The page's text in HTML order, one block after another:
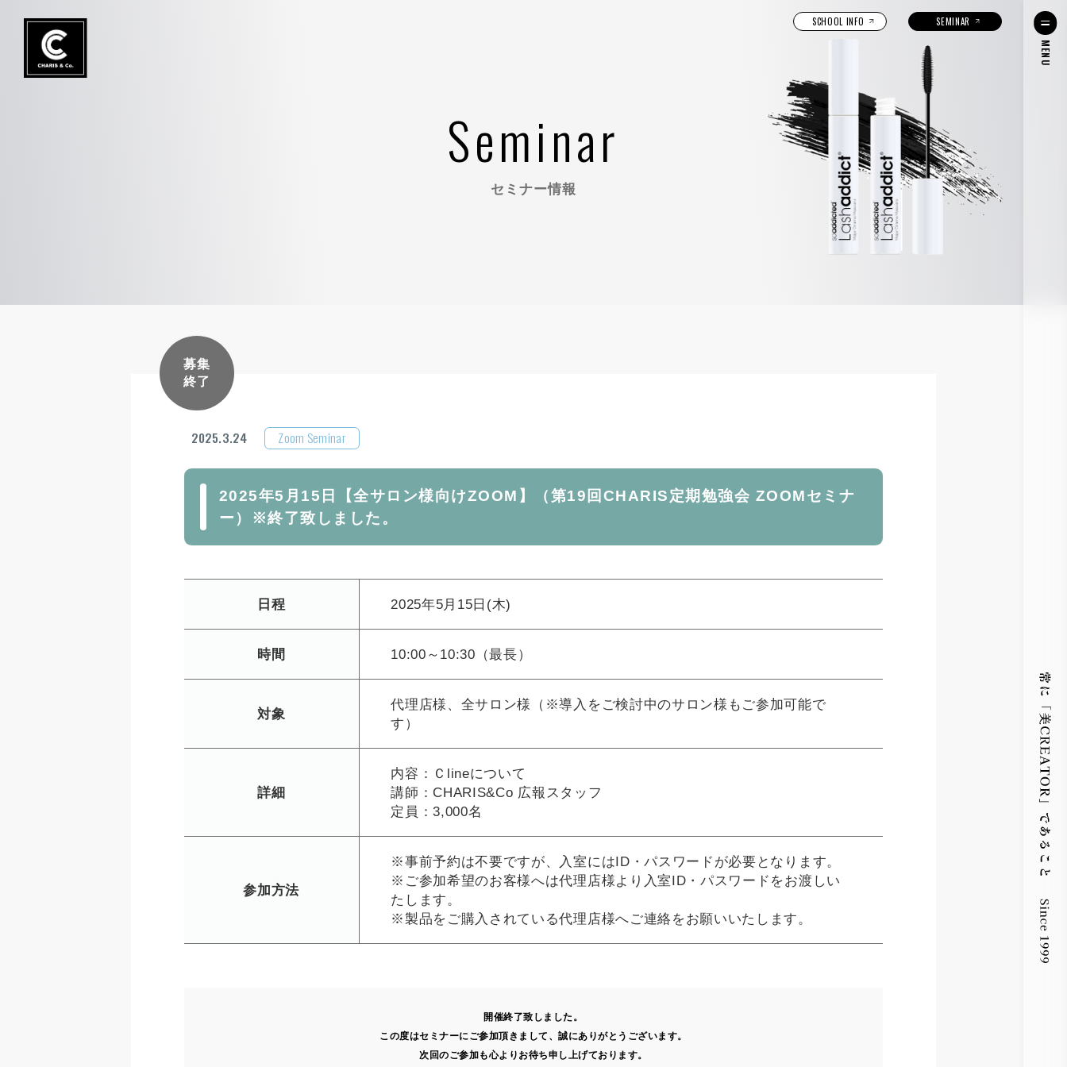
SCHOOL INFO SEMINAR
MENU
Seminar
セミナー情報
募集
終了
2025.3.24 Zoom Seminar
2025年5月15日【全サロン様向けZOOM】（第19回CHARIS定期勉強会 ZOOMセミナ
ー）※終了致しました。
日程 2025年5月15日(木)
時間 10:00～10:30（最長）
対象
代理店様、全サロン様（※導入をご検討中のサロン様もご参加可能で
す）
詳細
内容：Ｃlineについて
講師：CHARIS&Co 広報スタッフ
定員：3,000名
参加方法
※事前予約は不要ですが、入室にはID・パスワードが必要となります。
※ご参加希望のお客様へは代理店様より入室ID・パスワードをお渡しい
たします。
※製品をご購入されている代理店様へご連絡をお願いいたします。
開催終了致しました。
この度はセミナーにご参加頂きまして、誠にありがとうございます。
次回のご参加も心より お待ち申し上げております。